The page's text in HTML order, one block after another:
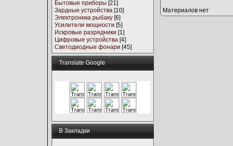
Бытовые приборы [21]
Зардные устройства [10]
Электроника рыбаку [6]
Усилители мощности [5]
Искровые разрядники [1]
Цифровые устройства [4]
Светодиодные фонари [45]
Translate Google
В Закладки
Материалов нет